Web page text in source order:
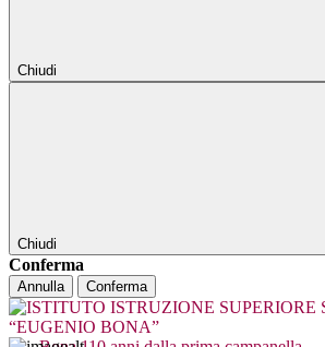
Chiudi
Chiudi
Conferma
Annulla Conferma